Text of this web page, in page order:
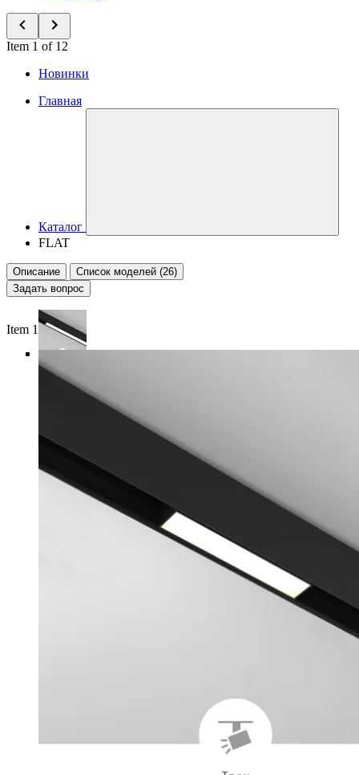
Item 1 of 12
Новинки
Главная
Каталог
FLAT
Описание
Список моделей (26)
Задать вопрос
Item 1 of 4